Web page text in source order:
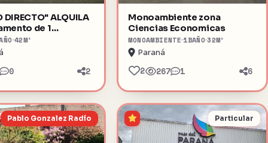
ALQUILA
de 1
(a estrenar) calle
571
42M²
0 2
Monoambiente zona
Ciencias Economicas
MONOAMBIENTE 1BAÑO32M²
Paraná
2 267 1 6
Pablo Gonzalez Radío Particular